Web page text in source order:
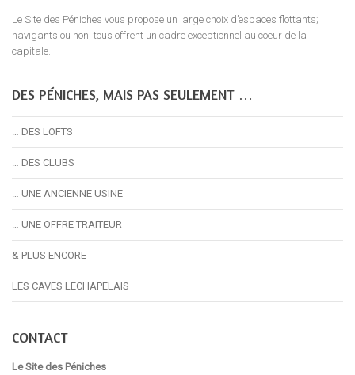
Le Site des Péniches vous propose un large choix d’espaces flottants;
navigants ou non, tous offrent un cadre exceptionnel au coeur de la
capitale.
DES PÉNICHES, MAIS PAS SEULEMENT …
… DES LOFTS
… DES CLUBS
… UNE ANCIENNE USINE
… UNE OFFRE TRAITEUR
& PLUS ENCORE
LES CAVES LECHAPELAIS
CONTACT
Le Site des Péniches